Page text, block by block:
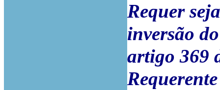
Requer
inversão
artigo 369